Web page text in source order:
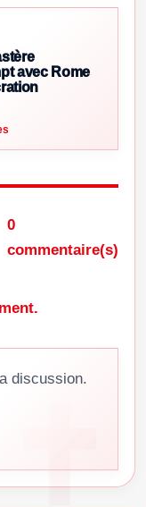
avec Rome
0
commentaire(s)
discussion.